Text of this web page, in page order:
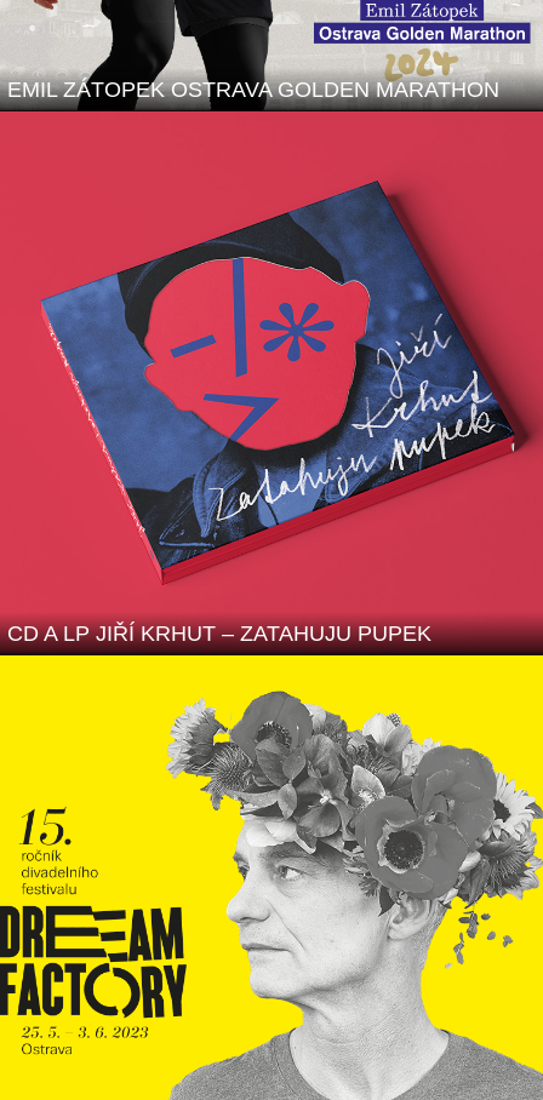
EMIL ZÁTOPEK OSTRAVA GOLDEN MARATHON
CD A LP JIŘÍ KRHUT – ZATAHUJU PUPEK